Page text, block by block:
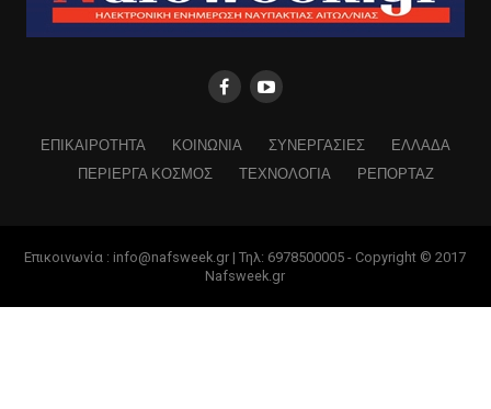
ΕΠΙΚΑΙΡΟΤΗΤΑ ΚΟΙΝΩΝΙΑ ΣΥΝΕΡΓΑΣΙΕΣ
ΕΛΛΑΔΑ
ΠΕΡΙΕΡΓΑ ΚΟΣΜΟΣ
ΤΕΧΝΟΛΟΓΙΑ ΡΕΠΟΡΤΑΖ
Επικοινωνία : info@nafsweek.gr | Τηλ: 6978500005 - Copyright © 2017
Nafsweek.gr